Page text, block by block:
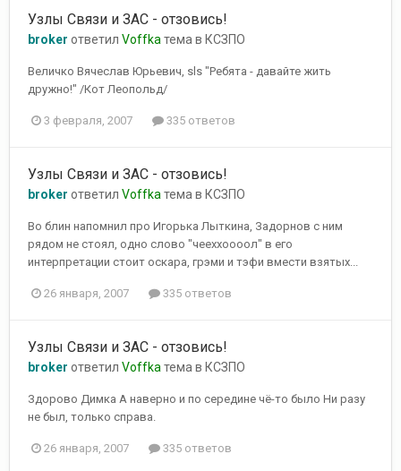
Узлы Связи и ЗАС - отзовись!
broker ответил Voffka тема в КСЗПО
Величко Вячеслав Юрьевич, sls "Ребята - давайте жить
дружно!" /Кот Леопольд/
3 февраля, 2007 335 ответов
Узлы Связи и ЗАС - отзовись!
broker ответил Voffka тема в КСЗПО
Во блин напомнил про Игорька Лыткина, Задорнов с ним
рядом не стоял, одно слово "чееххоооол" в его
интерпретации стоит оскара, грэми и тэфи вмести взятых...
26 января, 2007 335 ответов
Узлы Связи и ЗАС - отзовись!
broker ответил Voffkaтема в КСЗПО
Здорово Димка А наверно и по середине чё-то было Ни разу
не был, только справа.
26 января, 2007 335 ответов